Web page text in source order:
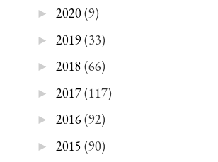
► 2020(9)
► 2019(33)
► 2018 (66)
► 2017(117)
► 2016(92)
► 2015 (90)